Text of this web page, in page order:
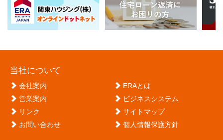
当社について
会社案内
ERAとは
営業案内
ビジネスシステム
リンク
サイトマップ
お問い合わせ
個人情報保護方針